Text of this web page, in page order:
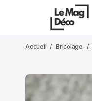
Accueil Bricolage